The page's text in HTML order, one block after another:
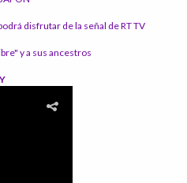
disfrutar de la señal de RT TV
y a sus ancestros